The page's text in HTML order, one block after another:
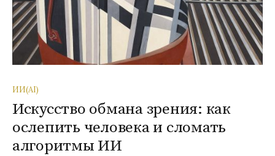
ИИ(AI)
Искусство обмана зрения: как
ослепить человека и сломать
алгоритмы ИИ